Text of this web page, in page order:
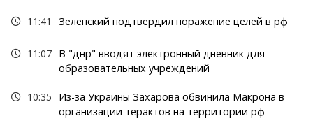
11:41 Зеленский подтвердил поражение целей в рф
11:07 В "днр" вводят электронный дневник для
образовательных учреждений
10:35
Из-за Украины Захарова обвинила Макрона в
организации терактов на территории рф